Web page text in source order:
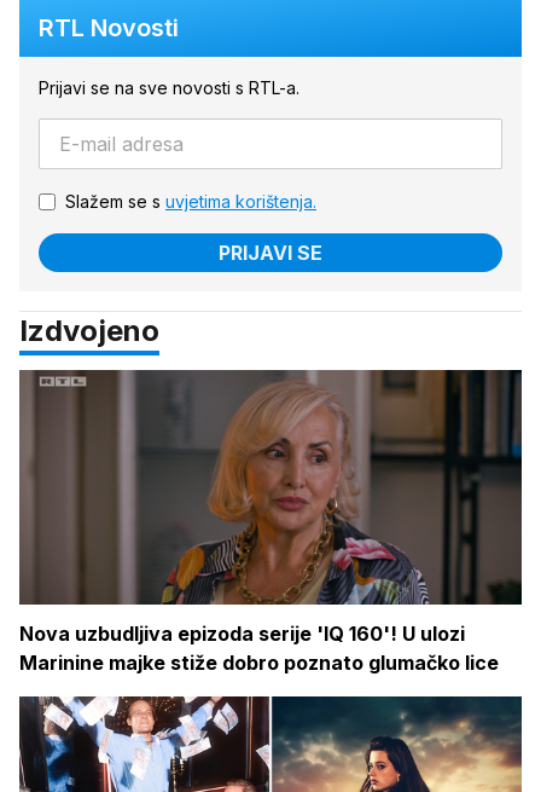
RTL Novosti
Prijavi se na sve novosti s RTL-a.
Slažem se s uvjetima korištenja.
PRIJAVI SE
Izdvojeno
Nova uzbudljiva epizoda serije 'IQ 160'! U ulozi
Marinine majke stiže dobro poznato glumačko lice